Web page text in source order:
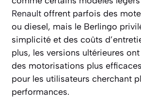
Renault offrent parfois des
ou diesel, mais le Berlingo
simplicité et des coûts
plus, les versions ultérieures
des motorisations plus
pour les utilisateurs cherchant
performances.